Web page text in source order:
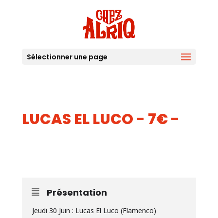
Sélectionner une page
LUCAS EL LUCO - 7€ -
Présentation
Jeudi 30 Juin : Lucas El Luco (Flamenco)